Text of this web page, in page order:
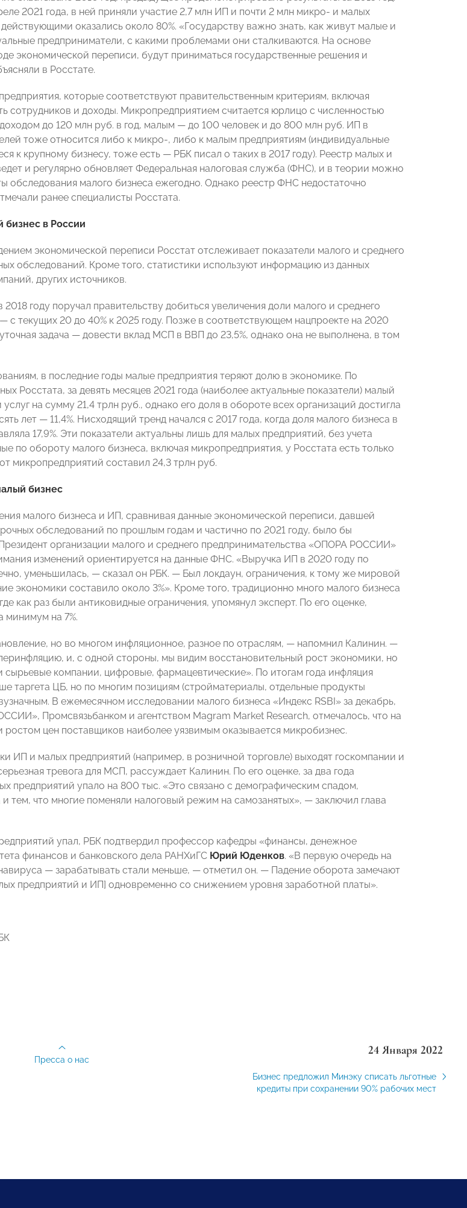
2021 года, в ней приняли участие 2,7 млн ИП и почти 2 млн микро- и малых
оказались около 80%. «Государству важно знать, как живут малые и
предприниматели, с какими проблемами они сталкиваются. На основе
экономической переписи, будут приниматься государственные решения и
в Росстате.
которые соответствуют правительственным критериям, включая
сотрудников и доходы. Микропредприятием считается юрлицо с численностью
до 120 млн руб. в год, малым — до 100 человек и до 800 млн руб. ИП в
тоже относится либо к микро-, либо к малым предприятиям (индивидуальные
к крупному бизнесу, тоже есть — РБК писал о таких в 2017 году). Реестр малых и
и регулярно обновляет Федеральная налоговая служба (ФНС), и в теории можно
обследования малого бизнеса ежегодно. Однако реестр ФНС недостаточно
ранее специалисты Росстата.
бизнес в России
экономической переписи Росстат отслеживает показатели малого и среднего
обследований. Кроме того, статистики используют информацию из данных
других источников.
2018 году поручал правительству добиться увеличения доли малого и среднего
с текущих 20 до 40% к 2025 году. Позже в соответствующем нацпроекте на 2020
задача — довести вклад МСП в ВВП до 23,5%, однако она не выполнена, в том
в последние годы малые предприятия теряют долю в экономике. По
Росстата, за девять месяцев 2021 года (наиболее актуальные показатели) малый
на сумму 21,4 трлн руб., однако его доля в обороте всех организаций достигла
лет — 11,4%. Нисходящий тренд начался с 2017 года, когда доля малого бизнеса в
17,9%. Эти показатели актуальны лишь для малых предприятий, без учета
по обороту малого бизнеса, включая микропредприятия, у Росстата есть только
микропредприятий составил 24,3 трлн руб.
бизнес
малого бизнеса и ИП, сравнивая данные экономической переписи, давшей
обследований по прошлым годам и частично по 2021 году, было бы
организации малого и среднего предпринимательства «ОПОРА РОССИИ»
изменений ориентируется на данные ФНС. «Выручка ИП в 2020 году по
уменьшилась, — сказал он РБК. — Был локдаун, ограничения, к тому же мировой
экономики составило около 3%». Кроме того, традиционно много малого бизнеса
как раз были антиковидные ограничения, упомянул эксперт. По его оценке,
минимум на 7%.
но во многом инфляционное, разное по отраслям, — напомнил Калинин. —
и, с одной стороны, мы видим восстановительный рост экономики, но
компании, цифровые, фармацевтические». По итогам года инфляция
таргета ЦБ, но по многим позициям (стройматериалы, отдельные продукты
В ежемесячном исследовании малого бизнеса «Индекс RSBI» за декабрь,
Промсвязьбанком и агентством Magram Market Research, отмечалось, что на
цен поставщиков наиболее уязвимым оказывается микробизнес.
ИП и малых предприятий (например, в розничной торговле) выходят госкомпании и
тревога для МСП, рассуждает Калинин. По его оценке, за два года
предприятий упало на 800 тыс. «Это связано с демографическим спадом,
тем, что многие поменяли налоговый режим на самозанятых», — заключил глава
упал, РБК подтвердил профессор кафедры «финансы, денежное
финансов и банковского дела РАНХиГС Юрий Юденков. «В первую очередь на
— зарабатывать стали меньше, — отметил он. — Падение оборота замечают
предприятий и ИП] одновременно со снижением уровня заработной платы».
24 Января 2022
Бизнес предложил Минэку списать льготные
кредиты при сохранении 90% рабочих мест
Пресса о нас